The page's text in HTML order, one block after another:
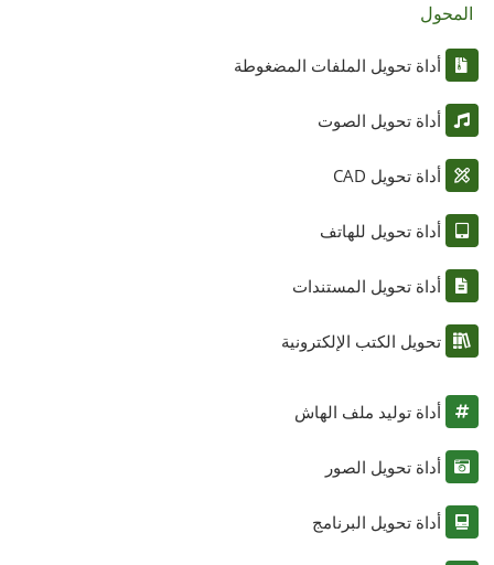
المحول
أداة تحويل الملفات المضغوطة
أداة تحويل الصوت
أداة تحويل CAD
أداة تحويل للهاتف
أداة تحويل المستندات
تحويل الكتب الإلكترونية
أداة توليد ملف الهاش
أداة تحويل الصور
أداة تحويل البرنامج